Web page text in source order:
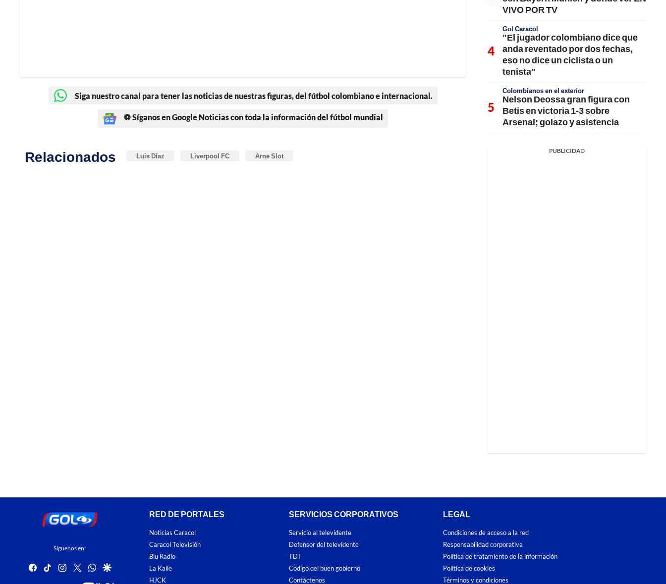
Siga nuestro canal para tener las noticias de nuestras figuras, del fútbol colombiano e internacional.
⚽ Síganos en Google Noticias con toda la información del fútbol mundial
Relacionados Luis Díaz Liverpool FC Arne Slot
VIVO POR TV
Gol Caracol
"El jugador colombiano dice que
anda reventado por dos fechas,
eso no dice un ciclista o un
tenista"
Colombianos en el exterior
Nelson Deossa gran figura con
Betis en victoria 1-3 sobre
Arsenal; golazo y asistencia
PUBLICIDAD
Síguenos en:
facebook
tiktokinstagram
twitterwhatsapp
google
RED DE PORTALES
Noticias Caracol
Caracol Televisión
Blu Radio
La Kalle
HJCK
SERVICIOS CORPORATIVOS
Servicio al televidente
Defensor del televidente
TDT
Código del buen gobierno
Contáctenos
LEGAL
Condiciones de acceso a la red
Responsabilidad corporativa
Política de tratamiento de la información
Política de cookies
Términos y condiciones